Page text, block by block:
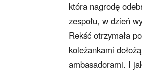
która nagrodę
zespołu, w dzień
Rekść otrzymała
koleżankami
ambasadorami. I